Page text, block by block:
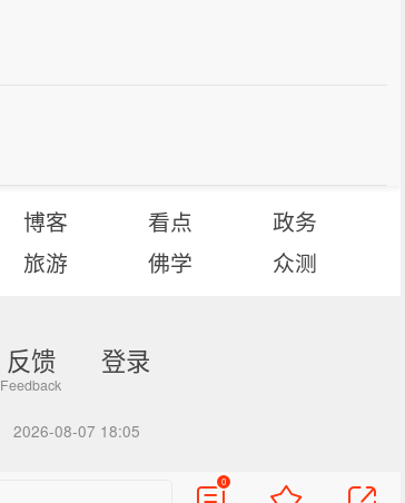
博客 看点
政务
旅游 佛学 众测
反馈 登录
2026-08-07 18:05
0